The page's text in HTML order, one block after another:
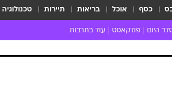
כסף אוכל בריאות תיירות טכנולוגיה
היום פודקאסט עוד בתרבות